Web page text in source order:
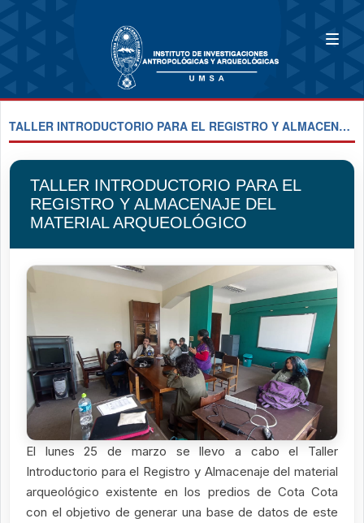
TALLER INTRODUCTORIO PARA EL REGISTRO Y ALMACENAJE DEL MATERIAL ARQUEOLÓGICO
TALLER INTRODUCTORIO PARA EL
REGISTRO Y ALMACENAJE DEL
MATERIAL ARQUEOLÓGICO
El lunes 25 de marzo se llevo a cabo el Taller
Introductorio para el Registro y Almacenaje del material
arqueológico existente en los predios de Cota Cota
con el objetivo de generar una base de datos de este